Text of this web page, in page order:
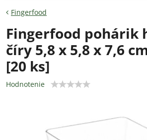
Fingerfood
Fingerfood pohárik
číry 5,8 x 5,8 x 7,6
[20 ks]
Hodnotenie